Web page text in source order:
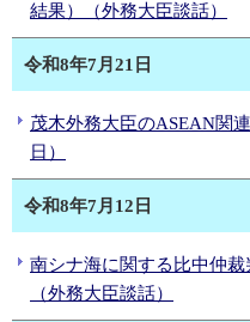
結果）（外務大臣談話）
令和8年7月21日
茂木外務大臣のASEAN関
日）
令和8年7月12日
南シナ海に関する比中仲
（外務大臣談話）